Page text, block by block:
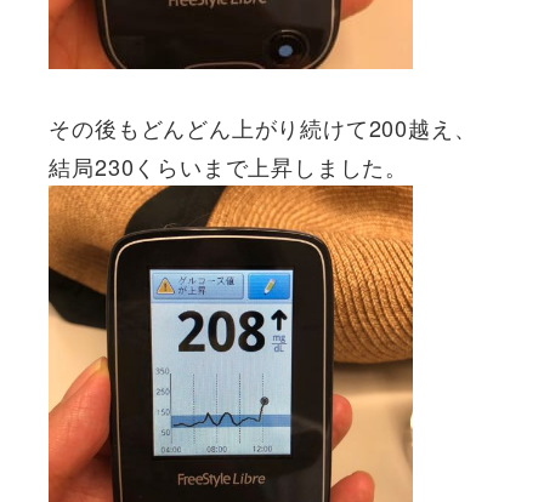
その後もどんどん上がり続けて200越え、
結局230くらいまで上昇しました。